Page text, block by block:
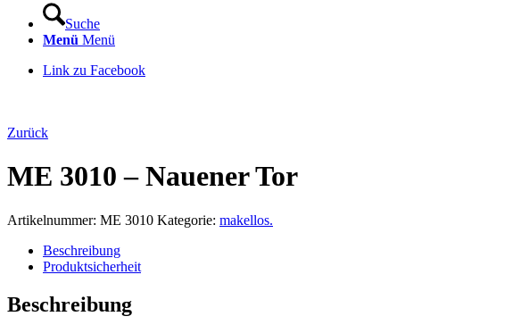
Suche
Menü Menü
Link zu Facebook
Zurück
ME 3010 – Nauener Tor
Artikelnummer: ME 3010 Kategorie: makellos.
Beschreibung
Produktsicherheit
Beschreibung